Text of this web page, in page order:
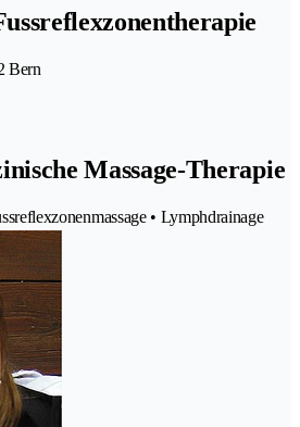
Bern
Massage-Therapie
• Lymphdrainage